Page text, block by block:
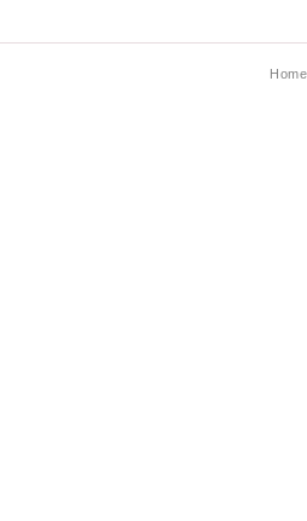
Home